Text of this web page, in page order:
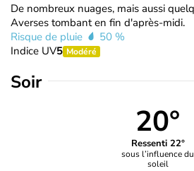
De nombreux nuages, mais aussi
Averses tombant en fin d'après-midi.
Risque de pluie
50 %
Indice UV5 Modéré
Soir
20°
Ressenti 22°
sous l’influence du
soleil